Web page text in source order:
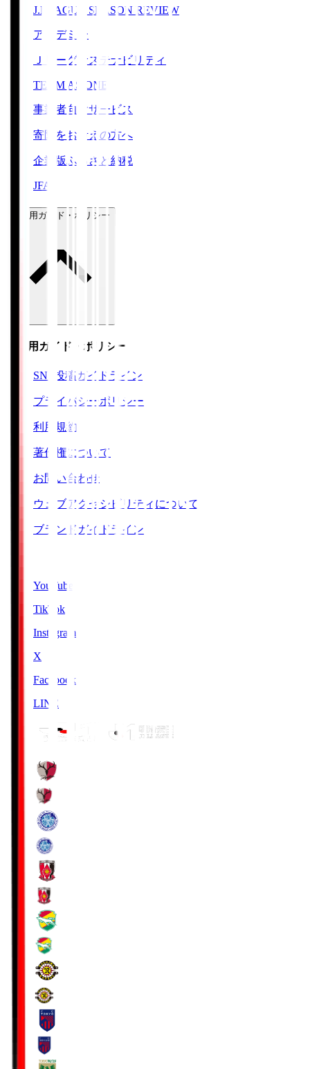
J.LEAGUE SEASON REVIEW
アカデミー
Ｊリーグサステナビリティ
TEAM AS ONE
事業者向けサービス
寄附をお考えの方へ
企業版ふるさと納税
JFA
ご利用ガイド・ポリシー
ご利用ガイド・ポリシー
SNS投稿ガイドライン
プライバシーポリシー
利用規約
著作権について
お問い合わせ
ウェブアクセシビリティについて
ブランドガイドライン
YouTube
TikTok
Instagram
X
Facebook
LINE